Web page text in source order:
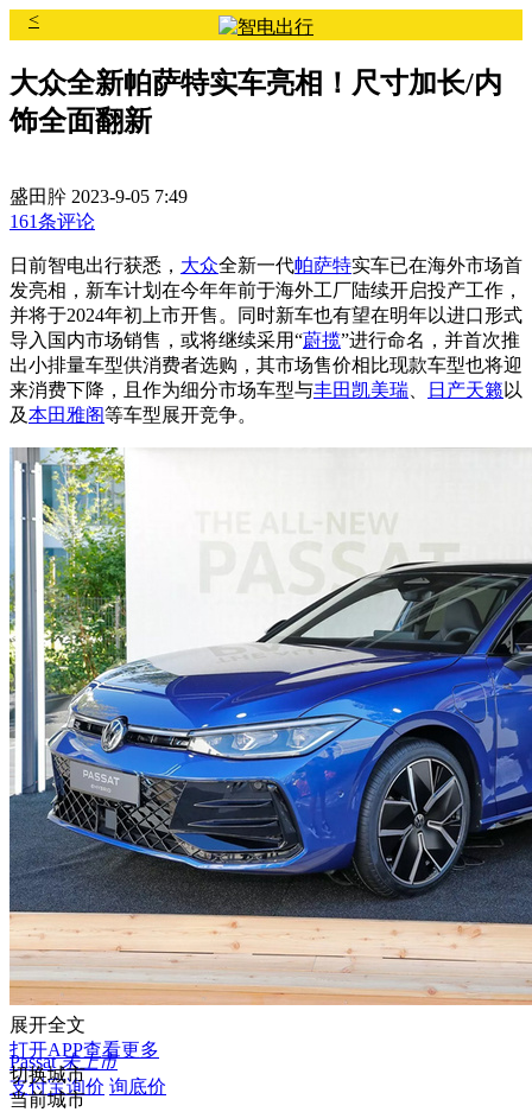
<
大众全新帕萨特实车亮相！尺寸加长/内
饰全面翻新
盛田肸 2023-9-05 7:49
161条评论
日前智电出行获悉， 大众全新一代帕萨特实车已在海外市场首
发亮相，新车计划在今年年前于海外工厂陆续开启投产工作，
并将于2024年初上市开售。同时新车也有望在明年以进口形式
导入国内市场销售，或将继续采用“蔚揽”进行命名，并首次推
出小排量车型供消费者选购，其市场售价相比现款车型也将迎
来消费下降，且作为细分市场车型与丰田凯美瑞 日产天籁 以
及本田雅阁等车型展开竞争。
Passat 未上市
支付宝询价 询底价
展开全文
打开APP查看更多
切换城市
当前城市